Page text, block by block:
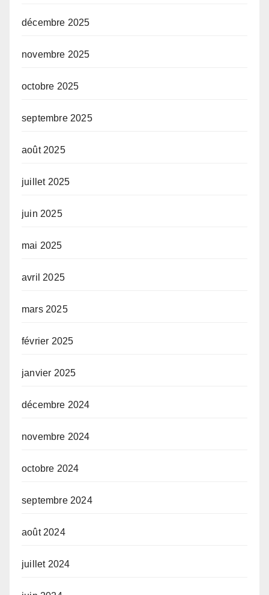
décembre 2025
novembre 2025
octobre 2025
septembre 2025
août 2025
juillet 2025
juin 2025
mai 2025
avril 2025
mars 2025
février 2025
janvier 2025
décembre 2024
novembre 2024
octobre 2024
septembre 2024
août 2024
juillet 2024